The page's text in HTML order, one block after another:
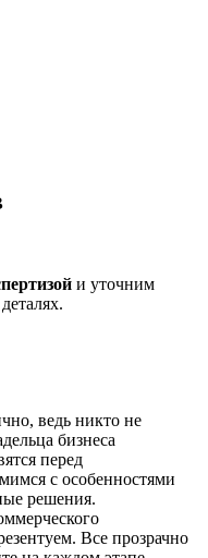
бизнеса
перед
с особенностями
решения.
Все прозрачно
на каждом этапе